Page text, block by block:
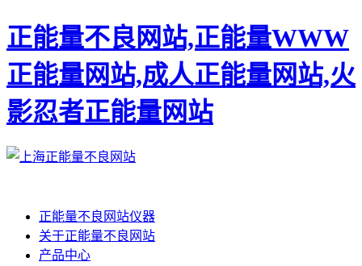
正能量不良网站,正能量WWW
正能量网站,成人正能量网站,火
影忍者正能量网站
正能量不良网站仪器
关于正能量不良网站
产品中心